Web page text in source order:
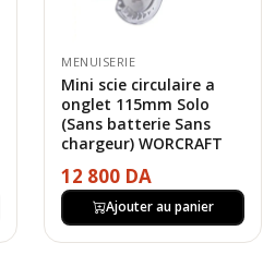
MENUISERIE
Mini scie circulaire a
onglet 115mm Solo
(Sans batterie Sans
chargeur) WORCRAFT
12 800 DA
Ajouter au panier